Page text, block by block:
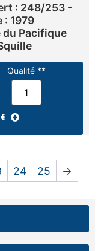
: 248/253 -
: 1979
du Pacifique
Qualité **
€
24 25 →